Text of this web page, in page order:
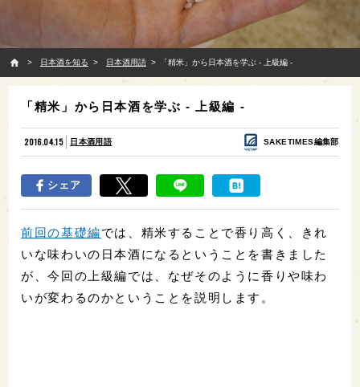
日本酒を知る
日本酒用語 「精米」から日本酒を学ぶ - 上級編 -
「精米」から日本酒を学ぶ - 上級編 -
2016.04.15 日本酒用語 SAKETIMES編集部
シェア
前回の基礎編では、精米することで香り高く、きれ
いな味わいの日本酒になるということを書きました
が、今回の上級編では、なぜそのように香りや味わ
いが変わるのかということを説明します。